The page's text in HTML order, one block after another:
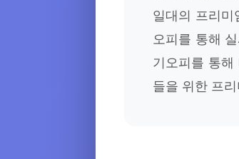
일대의 프리
오피를 통해
기오피를 통
들을 위한 프